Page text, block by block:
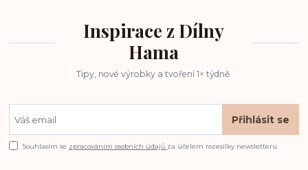
Inspirace z Dílny
Hama
Tipy, nové výrobky a tvoření 1× týdně.
Přihlásit se
Souhlasím se zpracováním osobních údajů za účelem rozesílky newsletteru.